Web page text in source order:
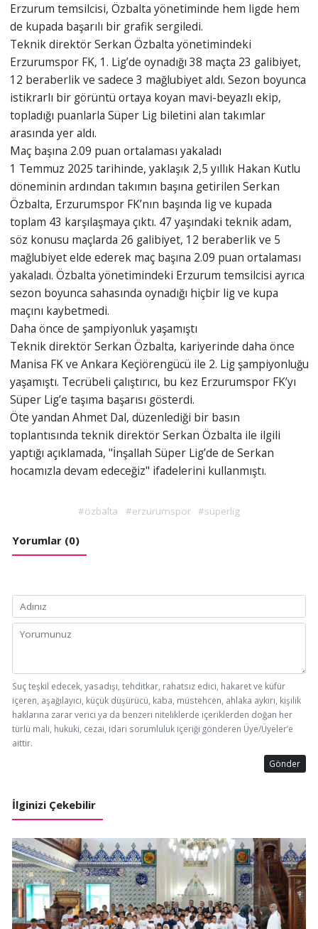
Erzurum temsilcisi, Özbalta yönetiminde hem ligde hem
de kupada başarılı bir grafik sergiledi.
Teknik direktör Serkan Özbalta yönetimindeki
Erzurumspor FK, 1. Lig’de oynadığı 38 maçta 23 galibiyet,
12 beraberlik ve sadece 3 mağlubiyet aldı. Sezon boyunca
istikrarlı bir görüntü ortaya koyan mavi-beyazlı ekip,
topladığı puanlarla Süper Lig biletini alan takımlar
arasında yer aldı.
Maç başına 2.09 puan ortalaması yakaladı
1 Temmuz 2025 tarihinde, yaklaşık 2,5 yıllık Hakan Kutlu
döneminin ardından takımın başına getirilen Serkan
Özbalta, Erzurumspor FK’nın başında lig ve kupada
toplam 43 karşılaşmaya çıktı. 47 yaşındaki teknik adam,
söz konusu maçlarda 26 galibiyet, 12 beraberlik ve 5
mağlubiyet elde ederek maç başına 2.09 puan ortalaması
yakaladı. Özbalta yönetimindeki Erzurum temsilcisi ayrıca
sezon boyunca sahasında oynadığı hiçbir lig ve kupa
maçını kaybetmedi.
Daha önce de şampiyonluk yaşamıştı
Teknik direktör Serkan Özbalta, kariyerinde daha önce
Manisa FK ve Ankara Keçiörengücü ile 2. Lig şampiyonluğu
yaşamıştı. Tecrübeli çalıştırıcı, bu kez Erzurumspor FK’yı
Süper Lig’e taşıma başarısı gösterdi.
Öte yandan Ahmet Dal, düzenlediği bir basın
toplantısında teknik direktör Serkan Özbalta ile ilgili
yaptığı açıklamada, "İnşallah Süper Lig’de de Serkan
hocamızla devam edeceğiz" ifadelerini kullanmıştı.
#özbalta #erzurumspor #süperlig
Yorumlar (0)
Suç teşkil edecek, yasadışı, tehditkar, rahatsız edici, hakaret ve küfür
içeren, aşağılayıcı, küçük düşürücü, kaba, müstehcen, ahlaka aykırı, kişilik
haklarına zarar verici ya da benzeri niteliklerde içeriklerden doğan her
türlü mali, hukuki, cezai, idari sorumluluk içeriği gönderen Üye/Üyeler’e
aittir.
Gönder
İlginizi Çekebilir